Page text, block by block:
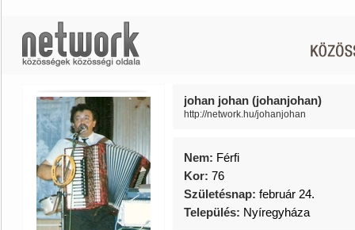
johan johan (johanjohan)
http://network.hu/johanjohan
Nem: Férfi
Kor: 76
Születésnap: február 24.
Település: Nyíregyháza